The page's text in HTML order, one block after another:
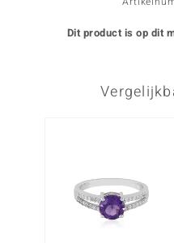
Dit product is op dit